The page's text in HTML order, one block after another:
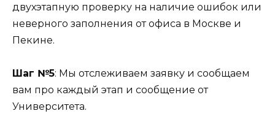
двухэтапную проверку на наличие ошибок или
неверного заполнения от офиса в Москве и
Пекине.
Шаг №5: Мы отслеживаем заявку и сообщаем
вам про каждый этап и сообщение от
Университета.